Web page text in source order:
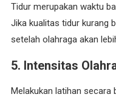
Tidur merupakan waktu
Jika kualitas tidur kurang
setelah olahraga akan
5. Intensitas
Melakukan latihan secara